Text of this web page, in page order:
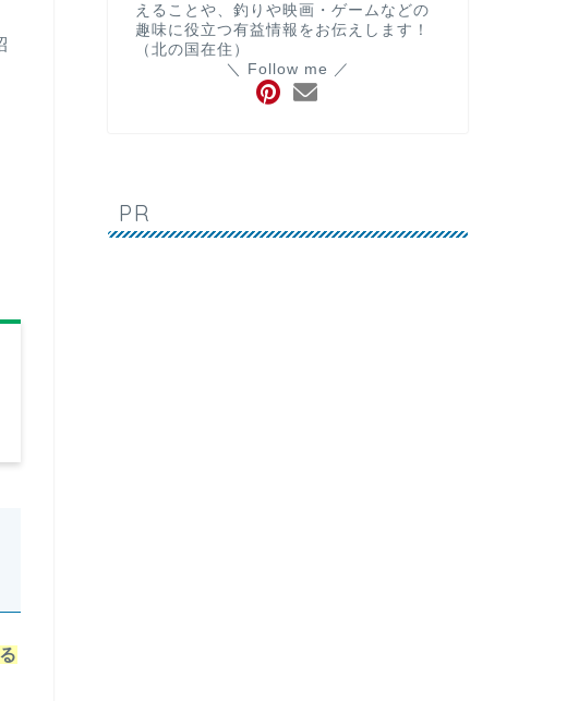
えることや、釣りや映画・ゲームなどの
趣味に役立つ有益情報をお伝えします！
（北の国在住）
＼ Follow me ／
PR